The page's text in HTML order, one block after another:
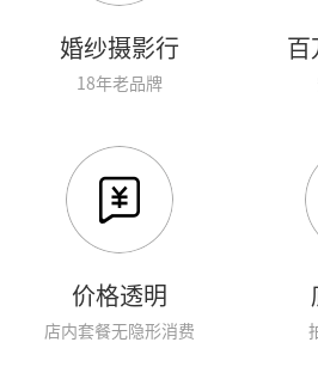
婚纱摄影行
18年老品牌
百
价格透明
店内套餐无隐形消费